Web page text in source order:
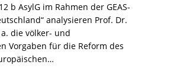
b AsylG im Rahmen der GEAS-
analysieren Prof. Dr.
die völker- und
Vorgaben für die Reform des